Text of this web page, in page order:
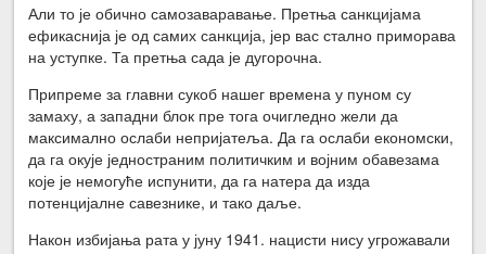
Али то је обично самозаваравање. Претња санкцијама
ефикаснија је од самих санкција, јер вас стално приморава
на уступке. Та претња сада је дугорочна.
Припреме за главни сукоб нашег времена у пуном су
замаху, а западни блок пре тога очигледно жели да
максимално ослаби непријатеља. Да га ослаби економски,
да га окује једностраним политичким и војним обавезама
које је немогуће испунити, да га натера да изда
потенцијалне савезнике, и тако даље.
Након избијања рата у јуну 1941. нацисти нису угрожавали